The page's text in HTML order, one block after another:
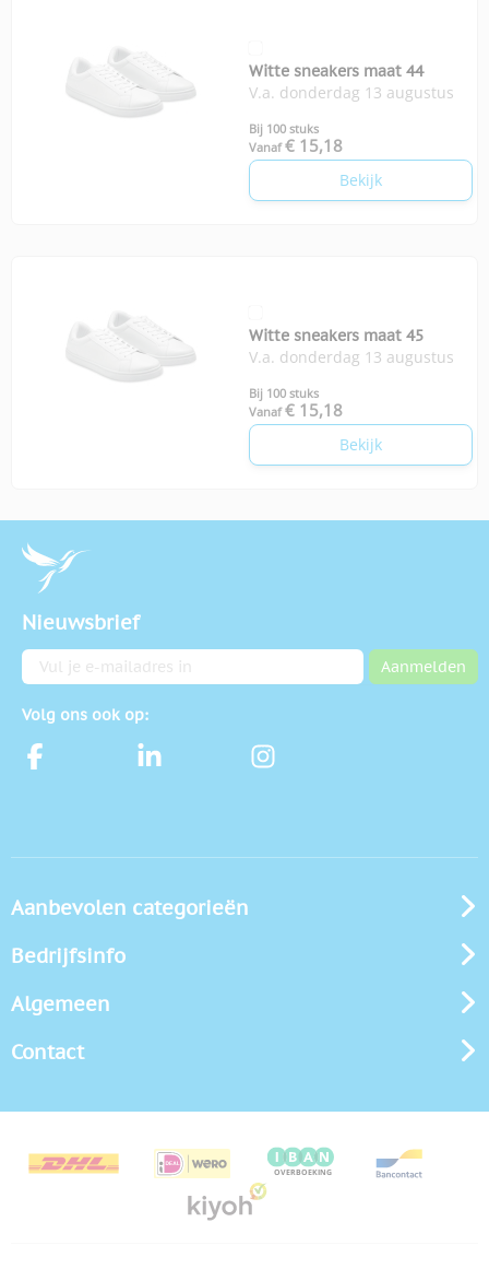
Witte sneakers maat 44
V.a. donderdag 13 augustus
Bij 100 stuks
Vanaf € 15,18
Bekijk
Witte sneakers maat 45
V.a. donderdag 13 augustus
Bij 100 stuks
Vanaf € 15,18
Bekijk
Nieuwsbrief
E-mailadres Aanmelden
Volg ons ook op:
Aanbevolen categorieën
Bedrijfsinfo
Algemeen
Contact